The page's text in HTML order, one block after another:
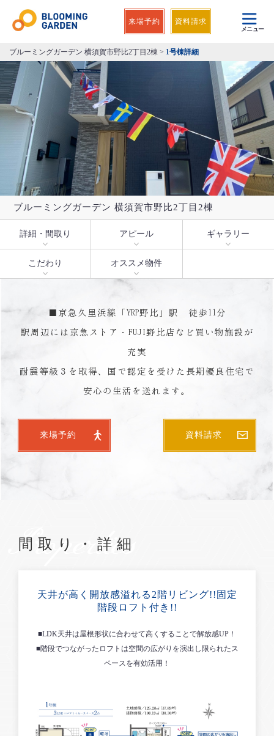
来場予約 資料請求
メニュー
ブルーミングガーデン 横須賀市野比2丁目2棟 > 1号棟詳細
ブルーミングガーデン 横須賀市野比2丁目2棟
詳細・間取り アピール ギャラリー
こだわり オススメ物件
■京急久里浜線「YRP野比」駅 徒歩11分
駅周辺には京急ストア・FUJI野比店など買い物施設が
充実
耐震等級３を取得、国で認定を受けた長期優良住宅で
安心の生活を送れます。
来場予約 資料請求
間取り・詳細
天井が高く開放感溢れる2階リビング!!固定
階段ロフト付き!!
■LDK天井は屋根形状に合わせて高くすることで解放感UP！
■階段でつながったロフトは空間の広がりを演出し限られたス
ペースを有効活用！